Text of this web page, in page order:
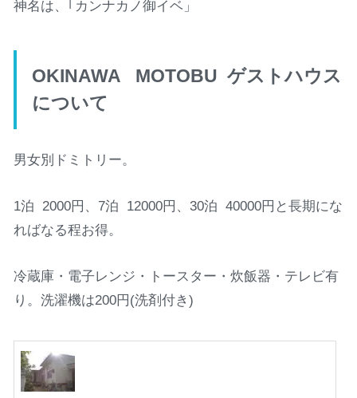
神名は、｢カンナカノ御イベ」
OKINAWA MOTOBU ゲストハウス
について
男女別ドミトリー。
1泊 2000円、7泊 12000円、30泊 40000円と長期にな
ればなる程お得。
冷蔵庫・電子レンジ・トースター・炊飯器・テレビ有
り。洗濯機は200円(洗剤付き)